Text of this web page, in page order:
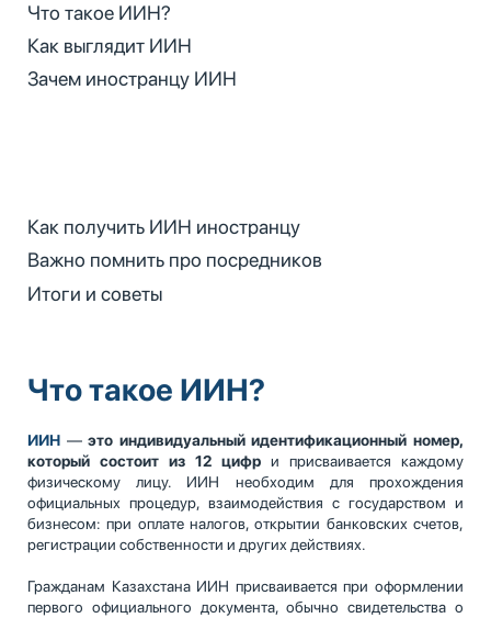
Что такое ИИН?
Как выглядит ИИН
Зачем иностранцу ИИН
Как получить ИИН иностранцу
Важно помнить про посредников
Итоги и советы
Что такое ИИН?
ИИН —это индивидуальный идентификационный номер,
который состоит из 12 цифр и присваивается каждому
физическому лицу. ИИН необходим для прохождения
официальных процедур, взаимодействия с государством и
бизнесом: при оплате налогов, открытии банковских счетов,
регистрации собственности и других действиях.
Гражданам Казахстана ИИН присваивается при оформлении
первого официального документа, обычно свидетельства о